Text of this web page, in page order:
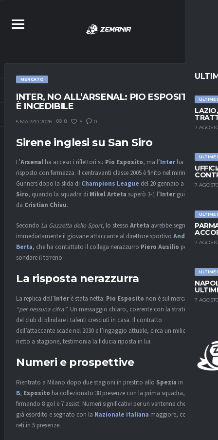
ULTIME
7
ULTIME
7
ULTIME
7
ULTIME
7
MERCATO
INTER, NO ALL’ARSENAL: PIO ESPOSITO
È INCEDIBILE
5 MARZO 2026 8 5 0
Sirene inglesi su San Siro
L’Arsenal ha acceso i riflettori su Pio Esposito, ma l’Interha
risposto con fermezza. Il centravanti classe 2005 è finito nel mirino dei
Gunners dopo la sfida di Champions League del 20 gennaio a
San
Siro, quando la squadra di Mikel Arteta superò 3-1 l’Interguidata
da Cristian Chivu.
Secondo La Gazzetta dello Sport, lo stesso Arteta avrebbe segnalato
immediatamente il giovane attaccante al direttore sportivo Andrea
Berta, che ha contattato il collega nerazzurro Piero Ausilio per
sondare il terreno.
La risposta nerazzurra
La replica dell’Interè stata netta: Pio Esposito non è sul mercato,
“per nessuna cifra”. Un messaggio chiaro, coerente con la strategia
del club di blindare i talenti cresciuti in casa. Il contratto
dell’attaccante scade nel 2030 e l’ingaggio attuale, circa un milione
netto a stagione, testimonia la fiducia riposta in lui.
Numeri e prospettive
Rientrato a Milano dopo due stagioni in prestito allo Spezia in
B, Esposito ha collezionato 38 presenze con la prima squadra,
firmando 8 gol e 7 assist. Numeri significativi per un ventenne che ha
già esordito e segnato con la Nazionale italiana maggiore, con 3
reti in 5 presenze.